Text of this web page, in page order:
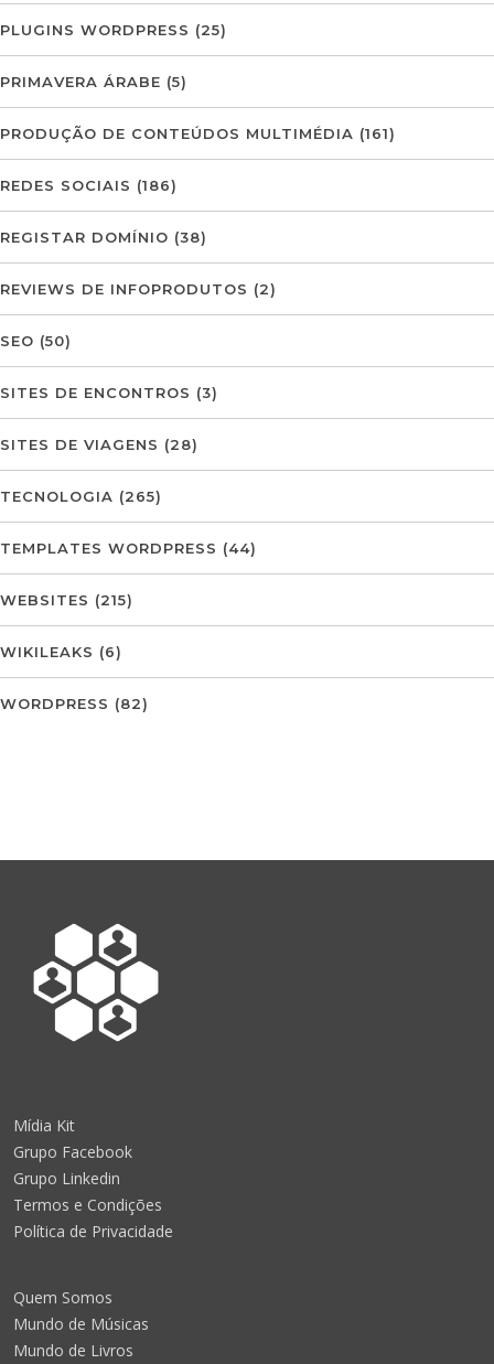
PLUGINS WORDPRESS (25)
PRIMAVERA ÁRABE (5)
PRODUÇÃO DE CONTEÚDOS MULTIMÉDIA (161)
REDES SOCIAIS (186)
REGISTAR DOMÍNIO (38)
REVIEWS DE INFOPRODUTOS (2)
SEO (50)
SITES DE ENCONTROS (3)
SITES DE VIAGENS (28)
TECNOLOGIA (265)
TEMPLATES WORDPRESS (44)
WEBSITES (215)
WIKILEAKS (6)
WORDPRESS (82)
Mídia Kit
Grupo Facebook
Grupo Linkedin
Termos e Condições
Política de Privacidade
Quem Somos
Mundo de Músicas
Mundo de Livros